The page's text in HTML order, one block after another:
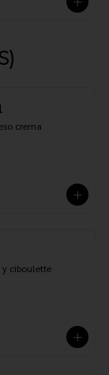
crema
ciboulette